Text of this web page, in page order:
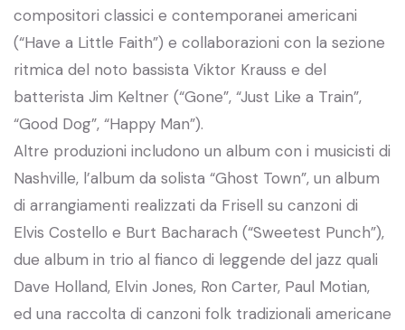
compositori classici e contemporanei americani
(“Have a Little Faith”) e collaborazioni con la sezione
ritmica del noto bassista Viktor Krauss e del
batterista Jim Keltner (“Gone”, “Just Like a Train”,
“Good Dog”, “Happy Man”).
Altre produzioni includono un album con i musicisti di
Nashville, l’album da solista “Ghost Town”, un album
di arrangiamenti realizzati da Frisell su canzoni di
Elvis Costello e Burt Bacharach (“Sweetest Punch”),
due album in trio al fianco di leggende del jazz quali
Dave Holland, Elvin Jones, Ron Carter, Paul Motian,
ed una raccolta di canzoni folk tradizionali americane